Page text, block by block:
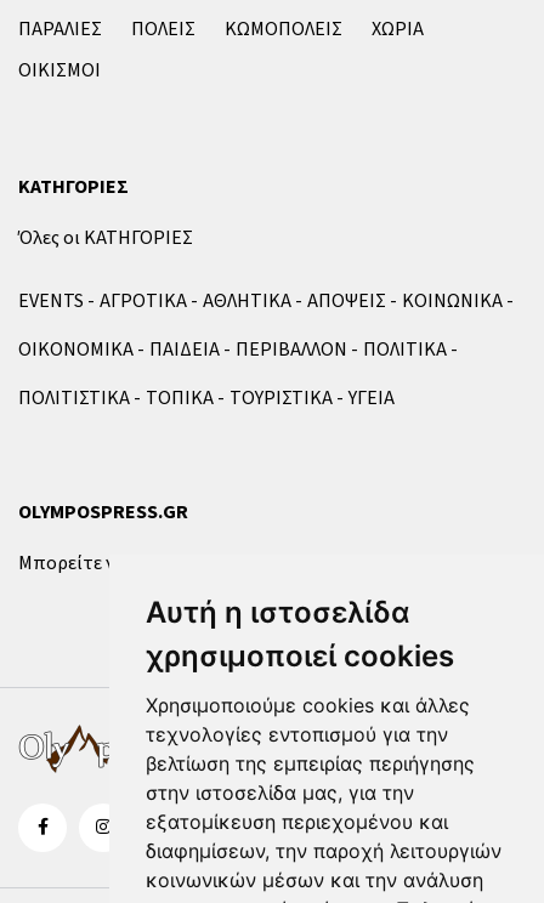
Αυτή η ιστοσελίδα
χρησιμοποιεί cookies
Χρησιμοποιούμε cookies και άλλες
τεχνολογίες εντοπισμού για την
βελτίωση της εμπειρίας περιήγησης
στην ιστοσελίδα μας, για την
εξατομίκευση περιεχομένου και
διαφημίσεων, την παροχή λειτουργιών
κοινωνικών μέσων και την ανάλυση
ΠΑΡΑΛΙΕΣ
ΠΟΛΕΙΣ ΚΩΜΟΠΟΛΕΙΣ
ΧΩΡΙΑ
ΟΙΚΙΣΜΟΙ
ΚΑΤΗΓΟΡΙΕΣ
Όλες οι ΚΑΤΗΓΟΡΙΕΣ
EVENTS ΑΓΡΟΤΙΚΑ ΑΘΛΗΤΙΚΑ ΑΠΟΨΕΙΣ
ΚΟΙΝΩΝΙΚΑ
ΟΙΚΟΝΟΜΙΚΑ
ΠΑΙΔΕΙΑ ΠΕΡΙΒΑΛΛΟΝ
ΠΟΛΙΤΙΚΑ
ΠΟΛΙΤΙΣΤΙΚΑ
ΤΟΠΙΚΑ ΤΟΥΡΙΣΤΙΚΑ ΥΓΕΙΑ
OLYMPOSPRESS.GR
Μπορείτε να επικοινωνήσετε μαζί μας μέσω της